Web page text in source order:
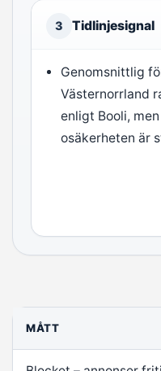
3 Tidlinjesignal
Genomsnittlig
Västernorrland
enligt Booli,
osäkerheten är
MÅTT